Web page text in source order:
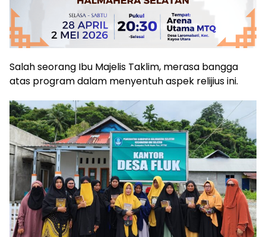
Salah seorang Ibu Majelis Taklim, merasa bangga
atas program dalam menyentuh aspek relijius ini.